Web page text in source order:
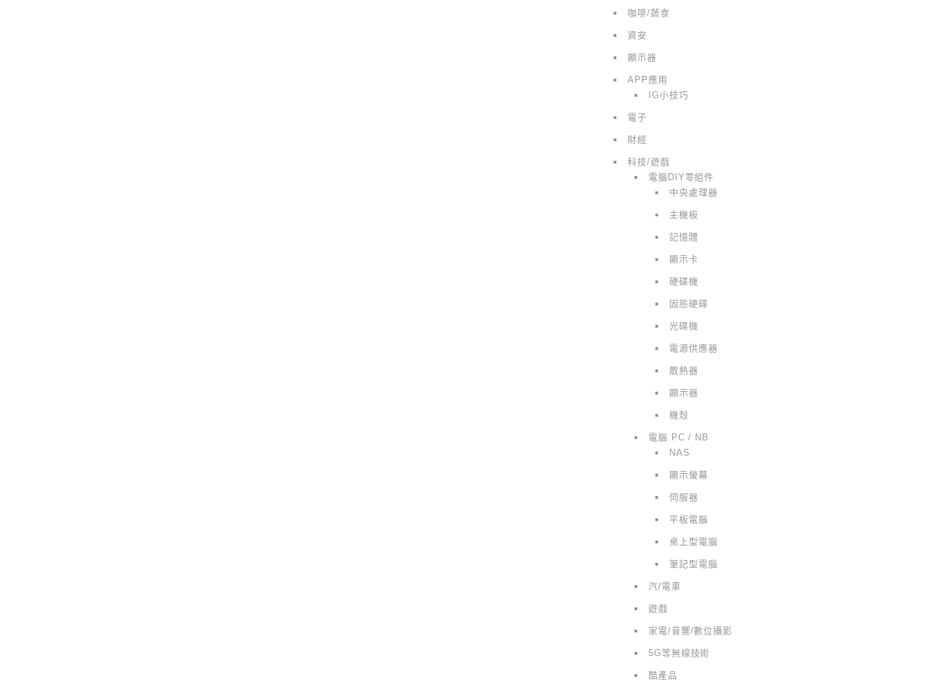
咖啡/蔬食
資安
顯示器
APP應用
IG小技巧
電子
財經
科技/遊戲
電腦DIY零組件
中央處理器
主機板
記憶體
顯示卡
硬碟機
固態硬碟
光碟機
電源供應器
散熱器
顯示器
機殼
電腦 PC / NB
NAS
顯示螢幕
伺服器
平板電腦
桌上型電腦
筆記型電腦
汽/電車
遊戲
家電/音響/數位攝影
5G等無線技術
酷產品